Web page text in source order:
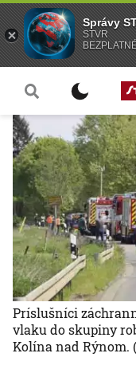
Príslušníci
vlaku do skupiny
Kolína nad Rýnom.
Správy
STVR